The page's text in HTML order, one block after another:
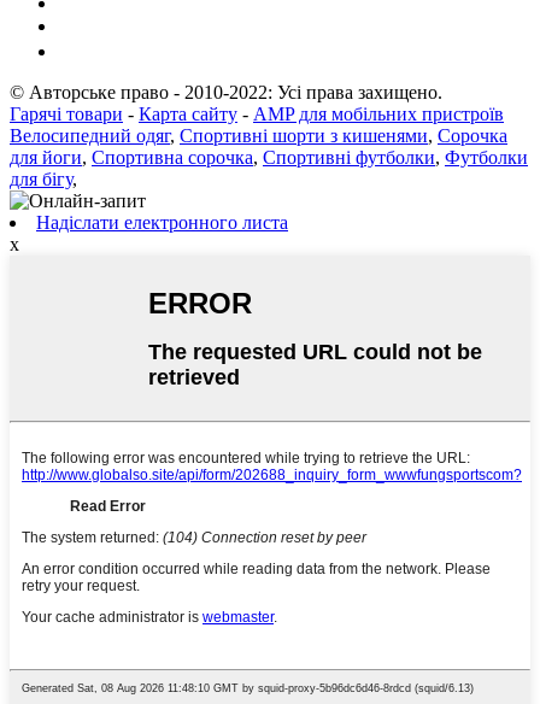
© Авторське право - 2010-2022: Усі права захищено.
Гарячі товари - Карта сайту - AMP для мобільних пристроїв
Велосипедний одяг, Спортивні шорти з кишенями, Сорочка
для йоги, Спортивна сорочка, Спортивні футболки, Футболки
для бігу,
Надіслати електронного листа
x